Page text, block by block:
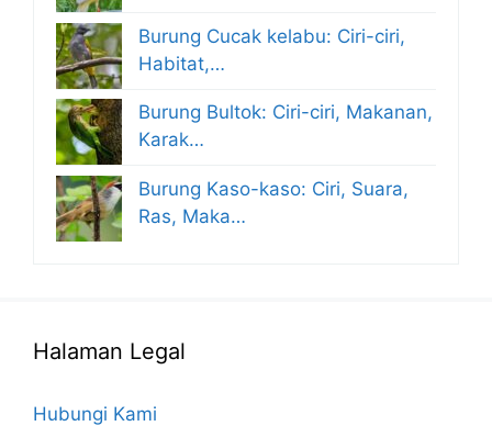
Burung Cucak kelabu: Ciri-ciri,
Habitat,…
Burung Bultok: Ciri-ciri, Makanan,
Karak…
Burung Kaso-kaso: Ciri, Suara,
Ras, Maka…
Halaman Legal
Hubungi Kami